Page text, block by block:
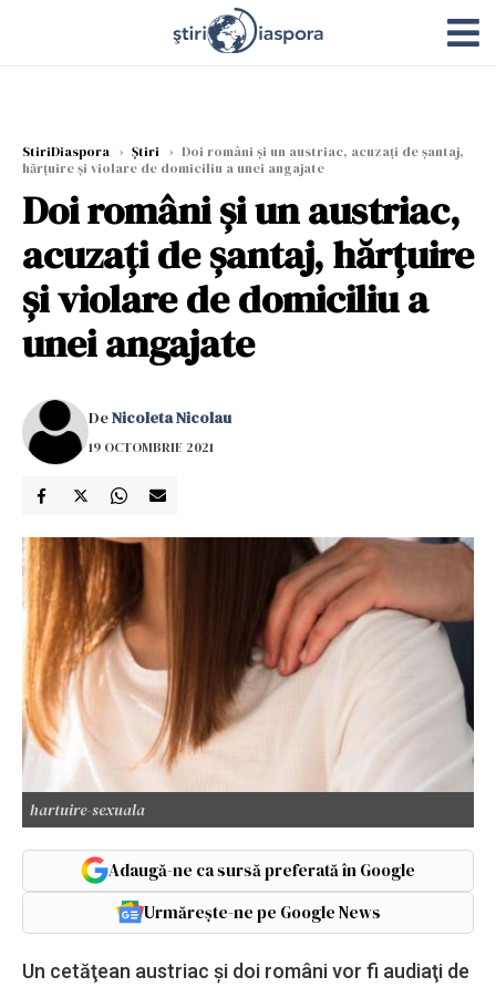
StiriDiaspora › Știri › Doi români și un austriac, acuzați de şantaj,
hărţuire și violare de domiciliu a unei angajate
Doi români și un austriac,
acuzați de şantaj, hărţuire
și violare de domiciliu a
unei angajate
DeNicoleta Nicolau
19 OCTOMBRIE 2021
hartuire-sexuala
Adaugă-ne ca sursă preferată în Google
Urmărește-ne pe Google News
Un cetăţean austriac şi doi români vor fi audiaţi de